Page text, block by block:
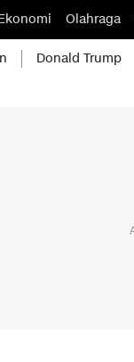
Olahraga
Donald Trump